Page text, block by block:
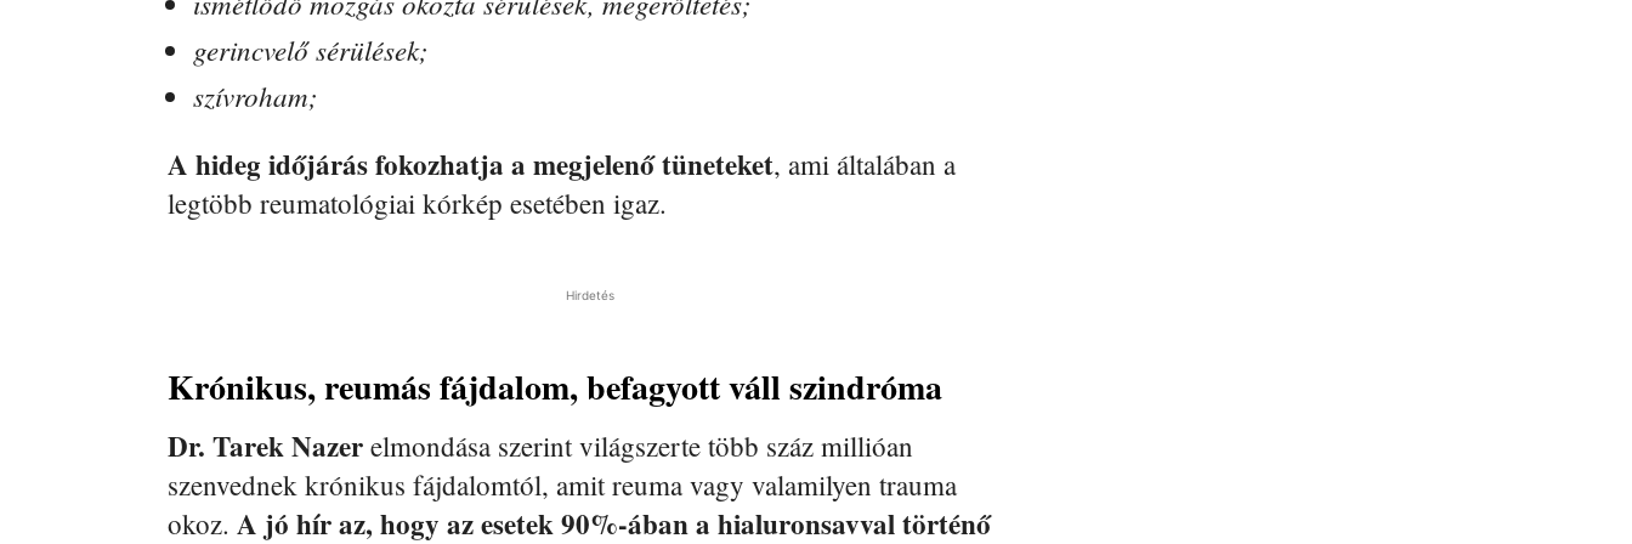
gerincvelő sérülések;
szívroham;
A hideg időjárás fokozhatja a megjelenő tüneteket, ami általában a
legtöbb reumatológiai kórkép esetében igaz.
Hirdetés
Krónikus, reumás fájdalom, befagyott váll szindróma
Dr. Tarek Nazer elmondása szerint világszerte több száz millióan
szenvednek krónikus fájdalomtól, amit reuma vagy valamilyen trauma
okoz. A jó hír az, hogy az esetek 90%-ában a hialuronsavval történő